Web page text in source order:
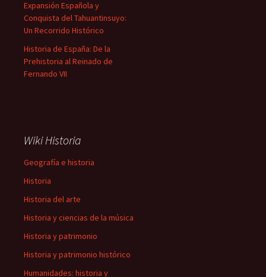
Expansión Española y
Conquista del Tahuantinsuyo:
Un Recorrido Histórico
Historia de España: De la
Prehistoria al Reinado de
Fernando VII
Wiki Historia
Geografía e historia
Historia
Historia del arte
Historia y ciencias de la música
Historia y patrimonio
Historia y patrimonio histórico
Humanidades: historia y